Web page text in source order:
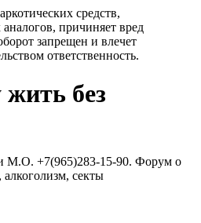
средств,
причиняет вред
запрещен и влечет
ответственность.
без
М.О. +7(965)283-15-90. Форум о
алкоголизм, секты